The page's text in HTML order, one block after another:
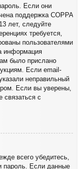
Если они
поддержка COPPA
лет, следуйте
требуется,
пользователями
информация
было прислано
Если email-
неправильный
Если вы уверены,
связаться с
всего убедитесь,
пароль. Если данные